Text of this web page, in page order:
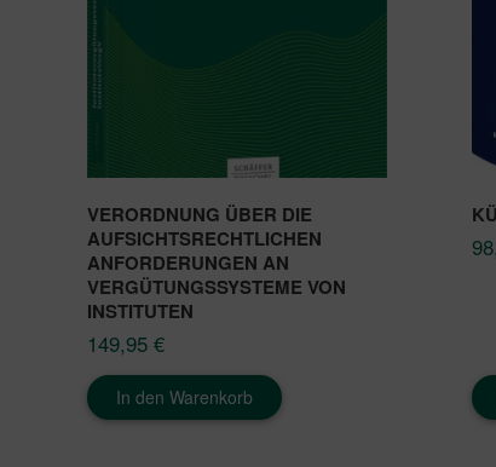
VERORDNUNG ÜBER DIE
AUFSICHTSRECHTLICHEN
ANFORDERUNGEN AN
VERGÜTUNGSSYSTEME VON
INSTITUTEN
149,95 €
In den Warenkorb